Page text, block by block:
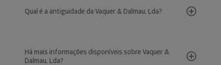
Qual é a antiguidade da Vaquer & Dalmau, Lda?
Há mais informações disponíveis sobre Vaquer &
Dalmau, Lda?